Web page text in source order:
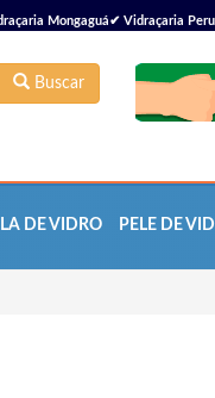
Mongaguá✔ Vidraçaria
Buscar
DE VIDRO PELE DE